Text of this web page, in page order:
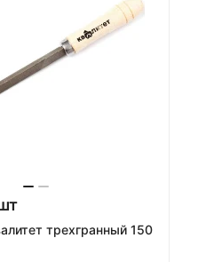
трехгранный 150